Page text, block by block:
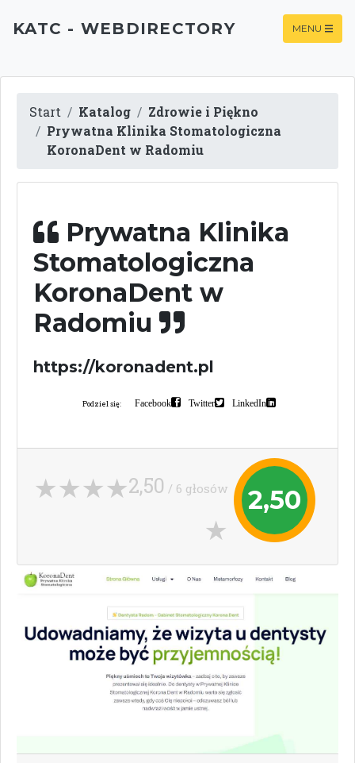
KATC - WEBDIRECTORY MENU
Start Katalog
Zdrowie i Piękno
Prywatna Klinika Stomatologiczna
KoronaDent w Radomiu
Prywatna Klinika
Stomatologiczna
KoronaDent w
Radomiu
https://koronadent.pl
Podziel się: Facebook Twitter LinkedIn
2,50
2,50 / 6 głosów